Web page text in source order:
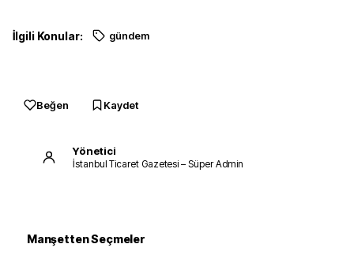
İlgili Konular: gündem
Beğen Kaydet
Yönetici
İstanbul Ticaret Gazetesi – Süper Admin
Manşetten Seçmeler